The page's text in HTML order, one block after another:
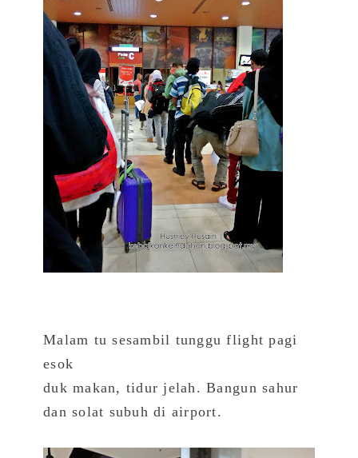
Malam tu sesambil tunggu flight pagi
esok
duk makan, tidur jelah. Bangun sahur
dan solat subuh di airport.